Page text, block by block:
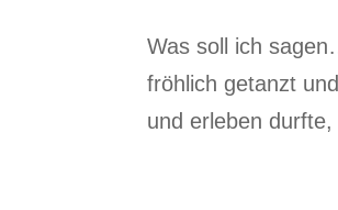
Was soll ich
fröhlich getanzt
und erleben